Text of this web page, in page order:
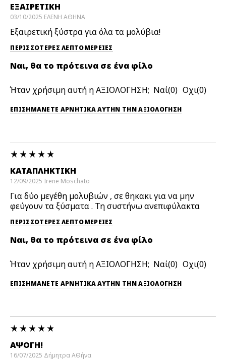
ΕΞΑΙΡΕΤΙΚΉ
03/10/2025 ΕΛΕΝΗ ΑΘΗΝΑ
Εξαιρετική ξύστρα για όλα τα μολύβια!
ΠΕΡΙΣΣΌΤΕΡΕΣ ΛΕΠΤΟΜΈΡΕΙΕΣ
Ναι, θα το πρότεινα σε ένα φίλο
Ήταν χρήσιμη αυτή η ΑΞΙΟΛΟΓΗΣΗ; 0 0
ΕΠΙΣΗΜΆΝΕΤΕ ΑΡΝΗΤΙΚΆ ΑΥΤΉΝ ΤΗΝ ΑΞΙΟΛΟΓΗΣΗ
ΚΑΤΑΠΛΗΚΤΙΚΉ
12/09/2025 Irene Moschato
Για δύο μεγέθη μολυβιών , σε θηκακι για να μην
φεύγουν τα ξύσματα . Τη συστήνω ανεπιφύλακτα
ΠΕΡΙΣΣΌΤΕΡΕΣ ΛΕΠΤΟΜΈΡΕΙΕΣ
Ναι, θα το πρότεινα σε ένα φίλο
Ήταν χρήσιμη αυτή η ΑΞΙΟΛΟΓΗΣΗ; 0 0
ΕΠΙΣΗΜΆΝΕΤΕ ΑΡΝΗΤΙΚΆ ΑΥΤΉΝ ΤΗΝ ΑΞΙΟΛΟΓΗΣΗ
ΆΨΟΓΗ!
16/07/2025 ΔήμητραΑΘήνα